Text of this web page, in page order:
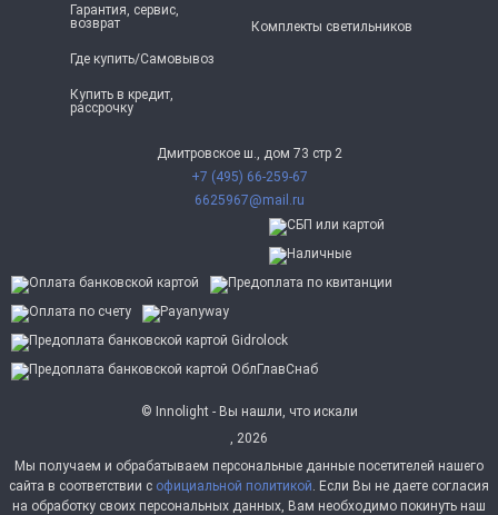
Гарантия, сервис,
возврат
Где купить/Самовывоз
Купить в кредит,
рассрочку
Комплекты светильников
Дмитровское ш., дом 73 стр 2
+7 (495) 66-259-67
6625967@mail.ru
© Innolight - Вы нашли, что искали
, 2026
Мы получаем и обрабатываем персональные данные посетителей нашего
сайта в соответствии с официальной политикой. Если Вы не даете согласия
на обработку своих персональных данных, Вам необходимо покинуть наш